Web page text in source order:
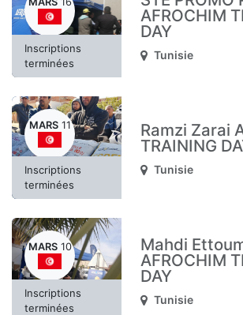
Inscriptions
terminées
AFROCHIM
DAY
Tunisie
MARS 11
Inscriptions
terminées
Ramzi Zarai
TRAINING
Tunisie
MARS 10
Inscriptions
terminées
Mahdi
AFROCHIM
DAY
Tunisie